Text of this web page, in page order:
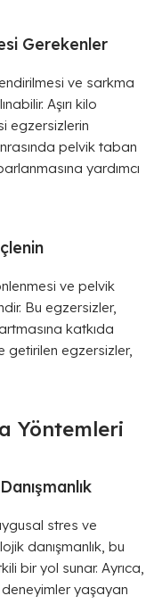
Gerekenler
ve sarkma
Aşırı kilo
egzersizlerin
pelvik taban
yardımcı
ve pelvik
Bu egzersizler,
katkıda
getirilen egzersizler,
Yöntemleri
stres ve
danışmanlık, bu
bir yol sunar. Ayrıca,
yaşayan